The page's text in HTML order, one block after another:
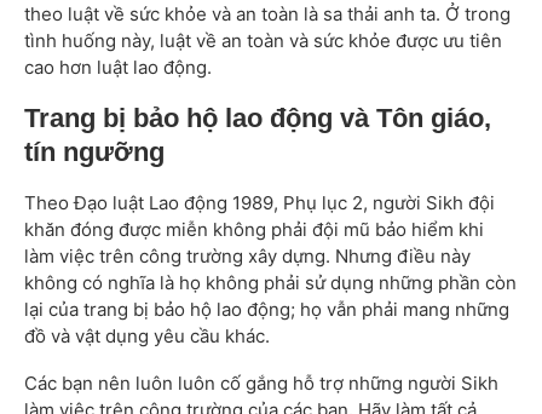
theo luật về sức khỏe và an toàn là sa thải anh ta. Ở trong
tình huống này, luật về an toàn và sức khỏe được ưu tiên
cao hơn luật lao động.
Trang bị bảo hộ lao động và Tôn giáo,
tín ngưỡng
Theo Đạo luật Lao động 1989, Phụ lục 2, người Sikh đội
khăn đóng được miễn không phải đội mũ bảo hiểm khi
làm việc trên công trường xây dựng. Nhưng điều này
không có nghĩa là họ không phải sử dụng những phần còn
lại của trang bị bảo hộ lao động; họ vẫn phải mang những
đồ và vật dụng yêu cầu khác.
Các bạn nên luôn luôn cố gắng hỗ trợ những người Sikh